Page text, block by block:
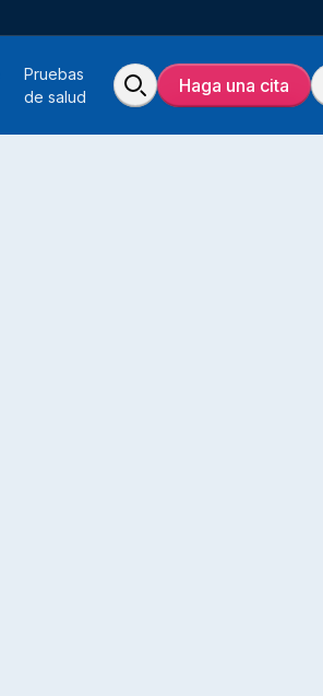
Pruebas
de salud
Haga una cita